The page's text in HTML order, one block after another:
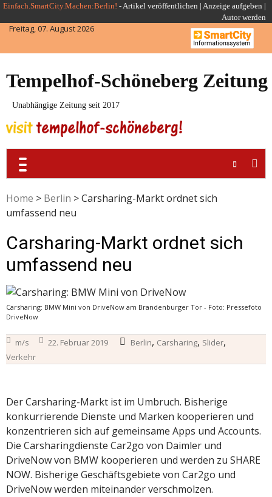
Skip
to
content
Einfach.SmartCity.Machen:Berlin! -Artikel veröffentlichen | Anzeige aufgeben |
Autor werden
Freitag, 07. August 2026
Tempelhof-Schöneberg Zeitung
Unabhängige Zeitung seit 2017
Home > Berlin >Carsharing-Markt ordnet sich
umfassend neu
Carsharing-Markt ordnet sich
umfassend neu
Carsharing: BMW Mini von DriveNow am Brandenburger Tor - Foto: Pressefoto
DriveNow
m/s 22. Februar 2019 Berlin, Carsharing, Slider,
Verkehr
Der Carsharing-Markt ist im Umbruch. Bisherige
konkurrierende Dienste und Marken kooperieren und
konzentrieren sich auf gemeinsame Apps und Accounts.
Die Carsharingdienste Car2go von Daimler und
DriveNow von BMW kooperieren und werden zu SHARE
NOW. Bisherige Geschäftsgebiete von Car2go und
DriveNow werden miteinander verschmolzen.